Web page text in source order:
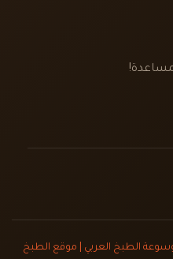
الطبخ العربي | موقع الطبخ